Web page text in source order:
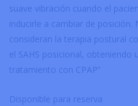
suave vibración cuando el
inducirle a cambiar de
consideran la terapia postural
el SAHS posicional, obteniendo
tratamiento con CPAP”
Disponible para reserva